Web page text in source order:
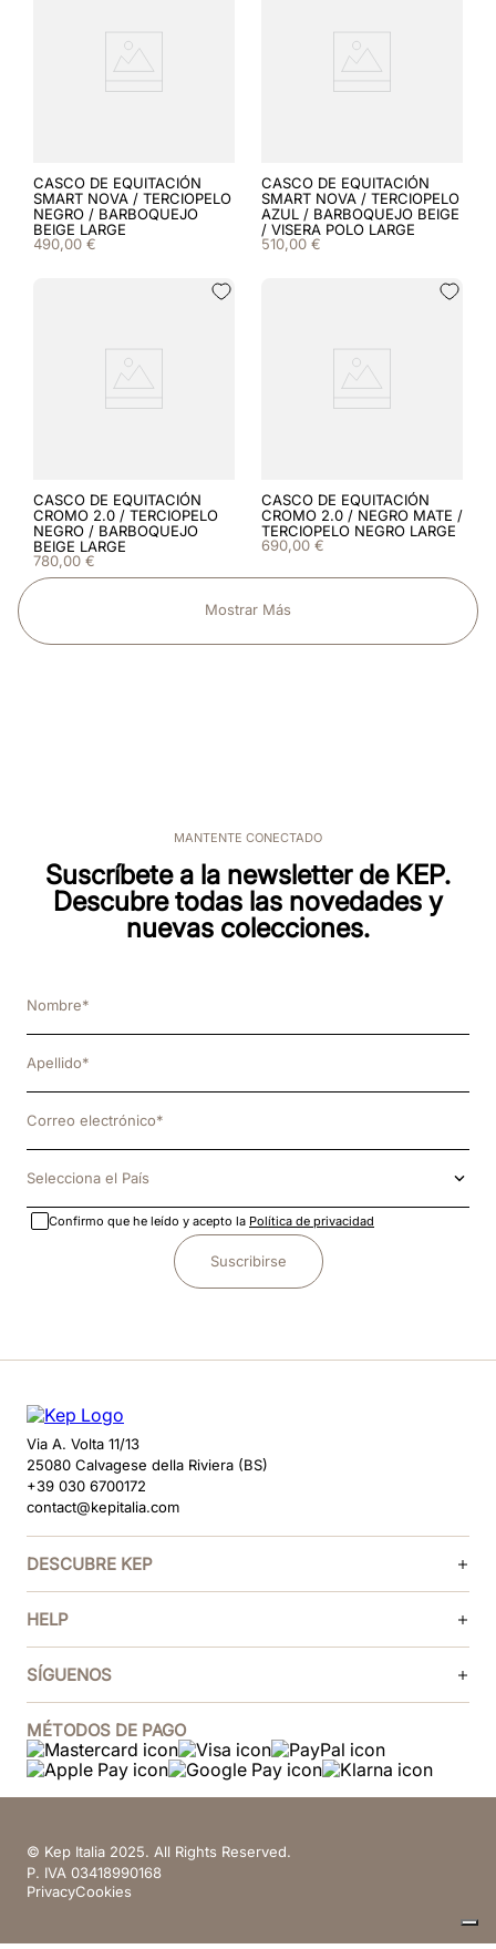
CASCO DE EQUITACIÓN
SMART NOVA / TERCIOPELO
NEGRO / BARBOQUEJO
BEIGE LARGE
490,00 €
CASCO DE EQUITACIÓN
SMART NOVA / TERCIOPELO
AZUL / BARBOQUEJO BEIGE
/ VISERA POLO LARGE
510,00 €
CASCO DE EQUITACIÓN
CROMO 2.0 / TERCIOPELO
NEGRO / BARBOQUEJO
BEIGE LARGE
780,00 €
CASCO DE EQUITACIÓN
CROMO 2.0 / NEGRO MATE /
TERCIOPELO NEGRO LARGE
690,00 €
Mostrar Más
MANTENTE CONECTADO
Suscríbete a la newsletter de KEP.
Descubre todas las novedades y
nuevas colecciones.
Selecciona el País
Confirmo que he leído y acepto la Política de privacidad
Suscribirse
Via A. Volta 11/13
25080 Calvagese della Riviera (BS)
+39 030 6700172
contact@kepitalia.com
DESCUBRE KEP
HELP
SÍGUENOS
MÉTODOS DE PAGO
© Kep Italia 2025. All Rights Reserved.
P. IVA 03418990168
PrivacyCookies